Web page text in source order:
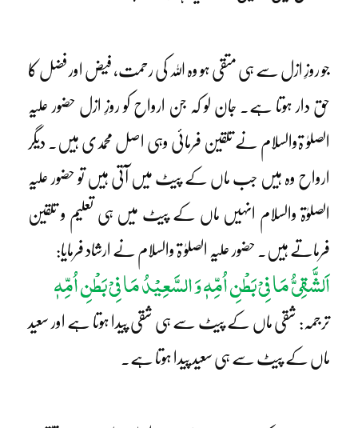
جو روزِ ازل سے ہی متقی ہو وہ اللہ کی رحمت، فیض اور فضل کا
حق دار ہوتا ہے۔ جان لو کہ جن ارواح کو روزِ ازل حضور علیہ
الصلوٰ ۃوالسلام نے تلقین فرمائی وہی اصل محمدی ہیں۔ دیگر
ارواح وہ ہیں جب ماں کے پیٹ میں آتی ہیں تو حضور علیہ
الصلوٰۃ والسلام انہیں ماں کے پیٹ میں ہی تعلیم و تلقین
فرماتے ہیں۔ حضور علیہ الصلوٰ ۃ والسلام نے ارشاد فرمایا:
اَلشَّقِیُّ مَا فِیْ بَطْنِ اُمِّہٖ وَ السَّعِیْدُ مَا فِیْ بَطْنِ اُمِّہٖ
ترجمہ: شقی ماں کے پیٹ سے ہی شقی پیدا ہوتا ہے اور سعید
ماں کے پیٹ سے ہی سعید پیدا ہوتا ہے۔